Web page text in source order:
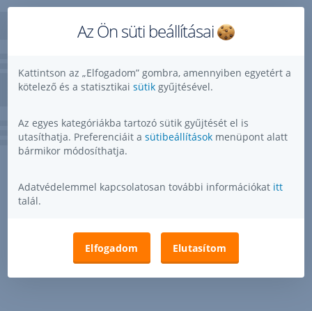
Az Ön süti beállításai
Kattintson az „Elfogadom” gombra, amennyiben egyetért a
kötelező és a statisztikai sütik gyűjtésével.
Az egyes kategóriákba tartozó sütik gyűjtését el is
utasíthatja. Preferenciáit a sütibeállítások menüpont alatt
bármikor módosíthatja.
Adatvédelemmel kapcsolatosan további információkat itt
talál.
Elfogadom Elutasítom